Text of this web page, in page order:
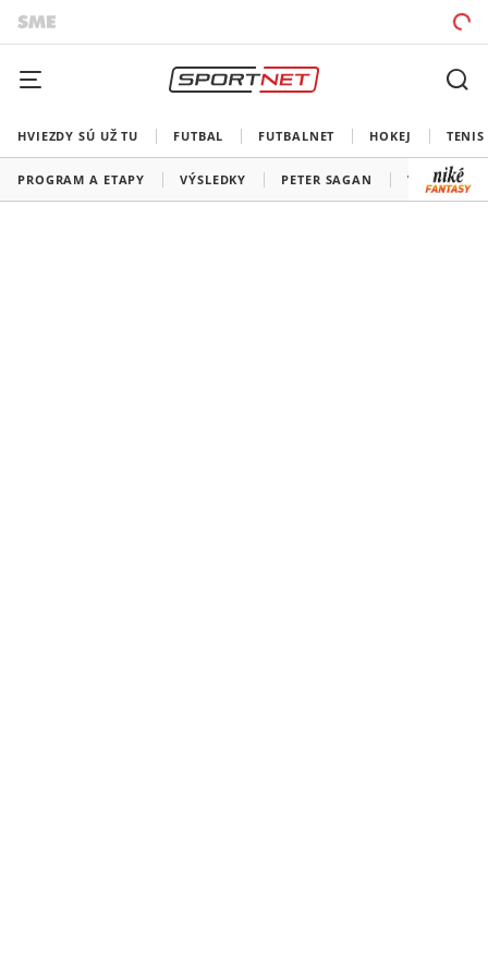
HVIEZDY SÚ UŽ TU FUTBAL FUTBALNET HOKEJ TENIS
PROGRAM A ETAPY VÝSLEDKY PETER SAGAN VŠETKY